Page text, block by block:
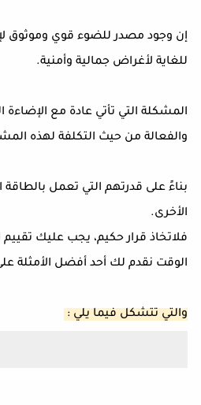
إن وجود مصدر للضوء قوي وموثوق
للغاية لأغراض جمالية وأمنية.
المشكلة التي تأتي عادة مع الإضاءة
والفعالة من حيث التكلفة لهذه
بناءً على قدرتهم التي تعمل بالطاقة
الأخرى.
فلاتخاذ قرار حكيم، يجب عليك
الوقت نقدم لك أحد أفضل الأمثلة
والتي تتشكل فيما يلي :